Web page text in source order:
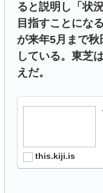
ると説明し「状
目指すことにな
が来年5月まで
している。東芝
えだ。
this.kiji.is